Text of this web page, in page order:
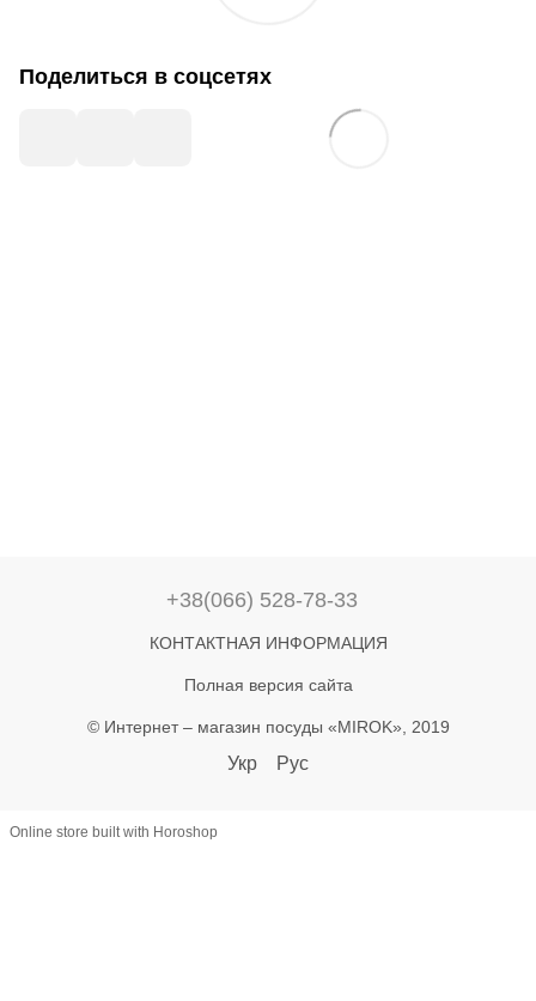
Поделиться в соцсетях
+38(066) 528-78-33
КОНТАКТНАЯ ИНФОРМАЦИЯ
Полная версия сайта
© Интернет – магазин посуды «MIROK», 2019
Укр Рус
Online store built with Horoshop